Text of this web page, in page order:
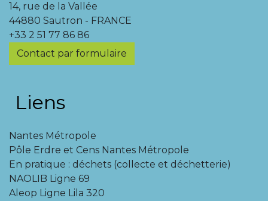
14, rue de la Vallée
44880 Sautron - FRANCE
+33 2 51 77 86 86
Contact par formulaire
Liens
Nantes Métropole
Pôle Erdre et Cens Nantes Métropole
En pratique : déchets (collecte et déchetterie)
NAOLIB Ligne 69
Aleop Ligne Lila 320